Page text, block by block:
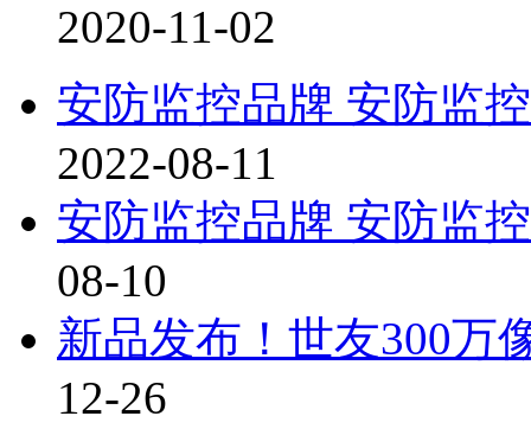
2020-11-02
安防监控品牌 安防监
2022-08-11
安防监控品牌 安防监
08-10
新品发布！世友300万
12-26